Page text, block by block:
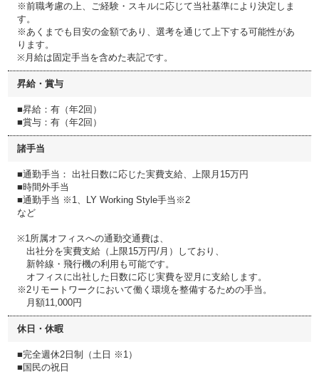
※前職考慮の上、ご経験・スキルに応じて当社基準により決定しま
す。
※あくまでも目安の金額であり、選考を通じて上下する可能性があ
ります。
※月給は固定手当を含めた表記です。
昇給・賞与
■昇給：有（年2回）
■賞与：有（年2回）
諸手当
■通勤手当： 出社日数に応じた実費支給、上限月15万円
■時間外手当
■通勤手当 ※1、LY Working Style手当※2
など
※1所属オフィスへの通勤交通費は、
出社分を実費支給（上限15万円/月）しており、
新幹線・飛行機の利用も可能です。
オフィスに出社した日数に応じ実費を翌月に支給します。
※2リモートワークにおいて働く環境を整備するための手当。
月額11,000円
休日・休暇
■完全週休2日制（土日 ※1）
■国民の祝日